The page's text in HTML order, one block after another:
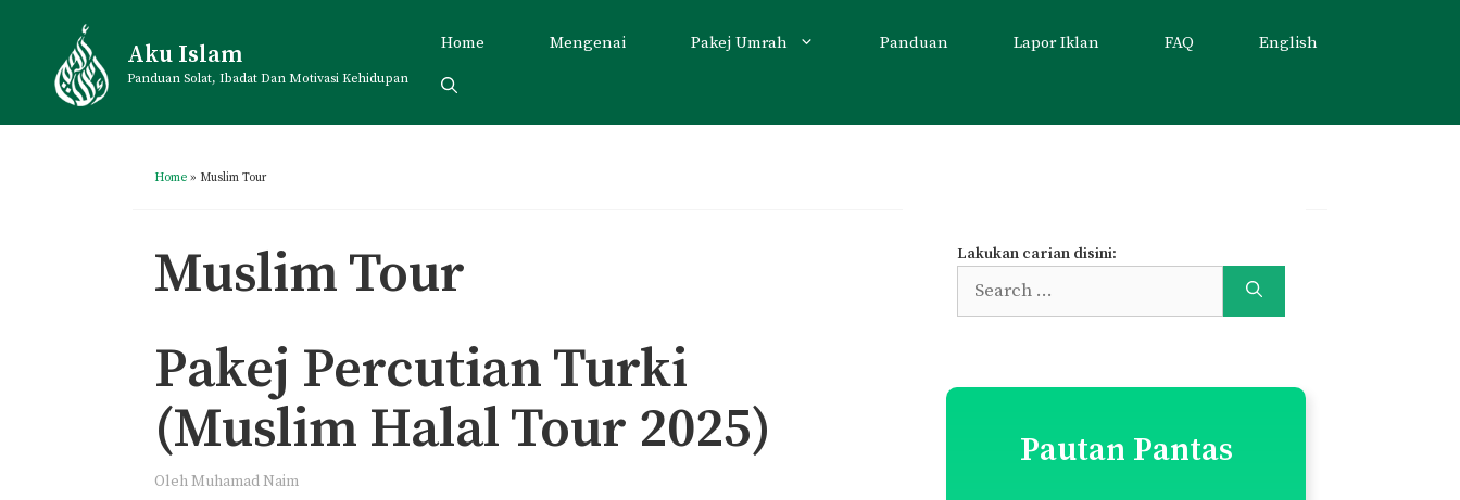
content
Aku Islam
Panduan Solat, Ibadat Dan Motivasi Kehidupan
Home Mengenai Pakej Umrah Panduan Lapor Iklan FAQ English
Home » Muslim Tour
Muslim Tour
Pakej Percutian Turki
(Muslim Halal Tour 2025)
OlehMuhamad Naim
Lakukan carian disini:
Search
for:
Pautan Pantas